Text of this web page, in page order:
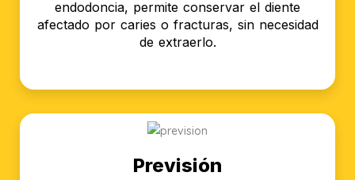
endodoncia, permite conservar el diente
afectado por caries o fracturas, sin necesidad
de extraerlo.
Previsión